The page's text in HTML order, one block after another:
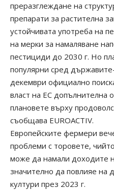
преразглеждане на
препарати за растителна
устойчивата употреба на
на мерки за намаляване
пестициди до 2030 г. Но
популярни сред
декември официално
власт на ЕС допълнителна
плановете върху
съобщава EUROACTIV.
Европейските фермери
проблеми с торовете,
може да намали доходите
значително да повлияе на
култури през 2023 г.